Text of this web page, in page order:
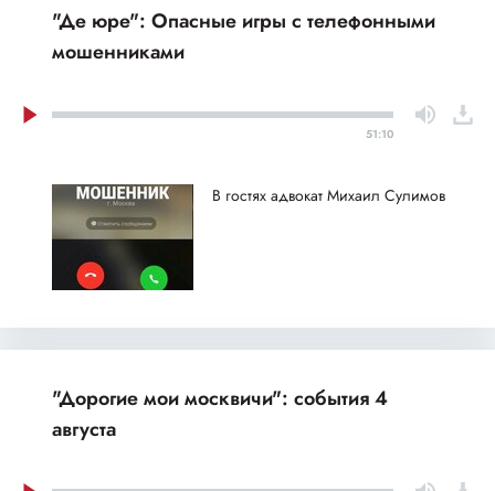
"Де юре": Опасные игры с телефонными
мошенниками
51:10
В гостях адвокат Михаил Сулимов
"Дорогие мои москвичи": события 4
августа